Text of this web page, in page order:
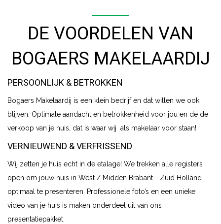
DE VOORDELEN VAN
BOGAERS MAKELAARDIJ
PERSOONLIJK & BETROKKEN
Bogaers Makelaardij is een klein bedrijf en dat willen we ook
blijven. Optimale aandacht en betrokkenheid voor jou en de de
verkoop van je huis, dat is waar wij als makelaar voor staan!
VERNIEUWEND & VERFRISSEND
Wij zetten je huis echt in de etalage! We trekken alle registers
open om jouw huis in West / Midden Brabant - Zuid Holland
optimaal te presenteren. Professionele foto’s en een unieke
video van je huis is maken onderdeel uit van ons
presentatiepakket.